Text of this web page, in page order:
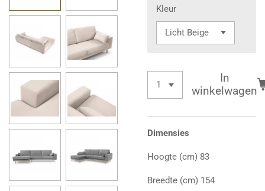
Kleur
In
winkelwagen
Dimensies
Hoogte (cm) 83
Breedte (cm) 154